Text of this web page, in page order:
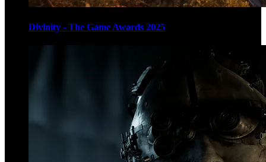
Divinity - The Game Awards 2025